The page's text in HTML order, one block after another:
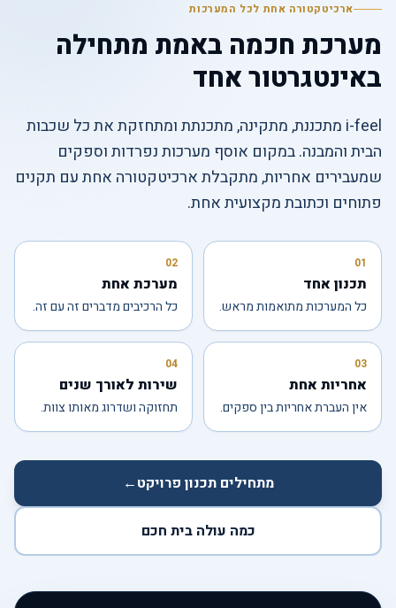
ארכיטקטורה אחת לכל המערכות
מערכת חכמה באמת מתחילה
באינטגרטור אחד
i-feel מתכננת, מתקינה, מתכנתת ומתחזקת את כל שכבות
הבית והמבנה. במקום אוסף מערכות נפרדות וספקים
שמעבירים אחריות, מתקבלת ארכיטקטורה אחת עם תקנים
פתוחים וכתובת מקצועית אחת.
01
תכנון אחד
כל המערכות מתואמות מראש.
02
מערכת אחת
כל הרכיבים מדברים זה עם זה.
03
אחריות אחת
אין העברת אחריות בין ספקים.
04
שירות לאורך שנים
תחזוקה ושדרוג מאותו צוות.
מתחילים תכנון פרויקט←
כמה עולה בית חכם